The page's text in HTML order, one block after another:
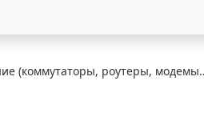
(коммутаторы, роутеры,